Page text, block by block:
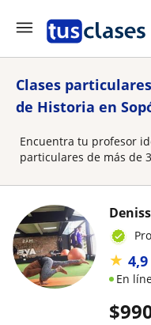
Clases
de Historia en
Encuentra tu profesor
particulares de más de
$
★ 4,9
En